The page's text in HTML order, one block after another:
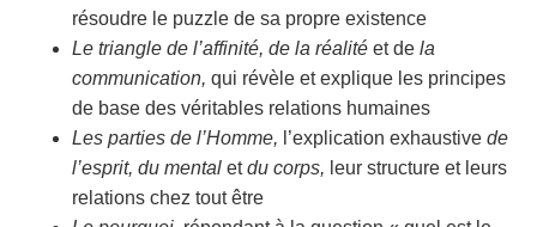
résoudre le puzzle de sa propre existence
Le triangle de l’affinité, de la réalité et de la
communication, qui révèle et explique les principes
de base des véritables relations humaines
Les parties de l’Homme, l’explication exhaustive de
l’esprit, du mental etdu corps, leur structure et leurs
relations chez tout être